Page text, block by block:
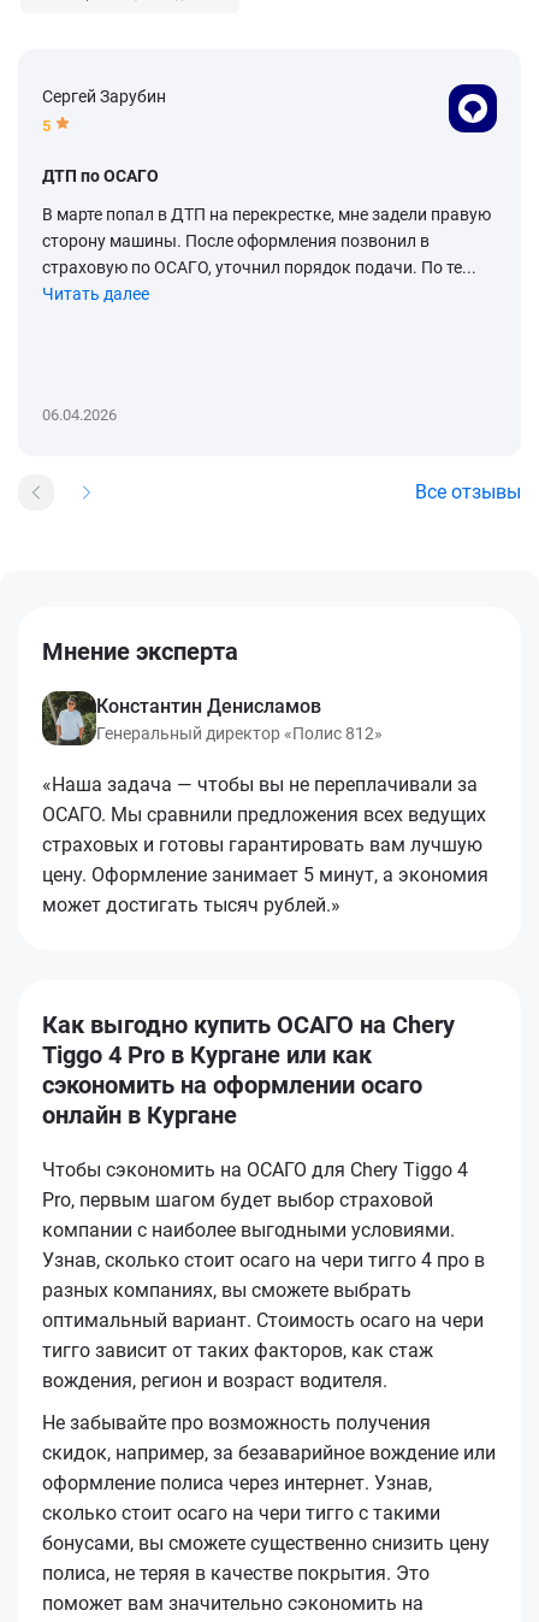
Сергей Зарубин
5
ДТП по ОСАГО
В марте попал в ДТП на перекрестке, мне задели правую
сторону машины. После оформления позвонил в
страховую по ОСАГО, уточнил порядок подачи. По те...
Читать далее
06.04.2026
Все отзывы
Мнение эксперта
Константин Денисламов
Генеральный директор «Полис 812»
«Наша задача — чтобы вы не переплачивали за
ОСАГО. Мы сравнили предложения всех ведущих
страховых и готовы гарантировать вам лучшую
цену. Оформление занимает 5 минут, а экономия
может достигать тысяч рублей.»
Как выгодно купить ОСАГО на Chery
Tiggo 4 Pro в Кургане или как
сэкономить на оформлении осаго
онлайн в Кургане
Чтобы сэкономить на ОСАГО для Chery Tiggo 4
Pro, первым шагом будет выбор страховой
компании с наиболее выгодными условиями.
Узнав, сколько стоит осаго на чери тигго 4 про в
разных компаниях, вы сможете выбрать
оптимальный вариант. Стоимость осаго на чери
тигго зависит от таких факторов, как стаж
вождения, регион и возраст водителя.
Не забывайте про возможность получения
скидок, например, за безаварийное вождение или
оформление полиса через интернет. Узнав,
сколько стоит осаго на чери тигго с такими
бонусами, вы сможете существенно снизить цену
полиса, не теряя в качестве покрытия. Это
поможет вам значительно сэкономить на